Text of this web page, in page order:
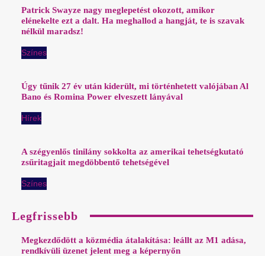
Patrick Swayze nagy meglepetést okozott, amikor
elénekelte ezt a dalt. Ha meghallod a hangját, te is szavak
nélkül maradsz!
Színes
Úgy tűnik 27 év után kiderült, mi történhetett valójában Al
Bano és Romina Power elveszett lányával
Hírek
A szégyenlős tinilány sokkolta az amerikai tehetségkutató
zsűritagjait megdöbbentő tehetségével
Színes
Legfrissebb
Megkezdődött a közmédia átalakítása: leállt az M1 adása,
rendkívüli üzenet jelent meg a képernyőn